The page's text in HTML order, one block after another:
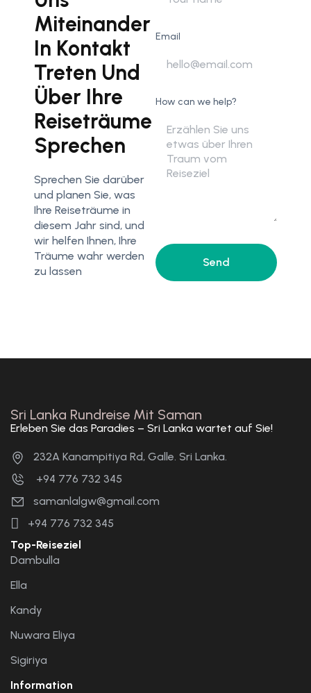
Miteinander
In Kontakt
Treten Und
Über Ihre
Reiseträume
Sprechen
Sprechen Sie darüber
und planen Sie, was
Ihre Reiseträume in
diesem Jahr sind, und
wir helfen Ihnen, Ihre
Träume wahr werden
zu lassen
Email
How can we help?
Sri Lanka Rundreise Mit Saman
Erleben Sie das Paradies – Sri Lanka wartet auf Sie!
232A Kanampitiya Rd, Galle. Sri Lanka.
+94 776 732 345
samanlalgw@gmail.com
+94 776 732 345
Top-Reiseziel
Dambulla
Ella
Kandy
Nuwara Eliya
Sigiriya
Information